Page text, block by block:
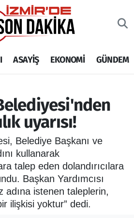
ASAYİŞ EKONOMİ GÜNDEM
uyarısı!
Belediye Başkanı ve
kullanarak
talep eden dolandırıcılara
Başkan Yardımcısı
adına istenen taleplerin,
ilişkisi yoktur” dedi.
Haritası
ve Fikstür